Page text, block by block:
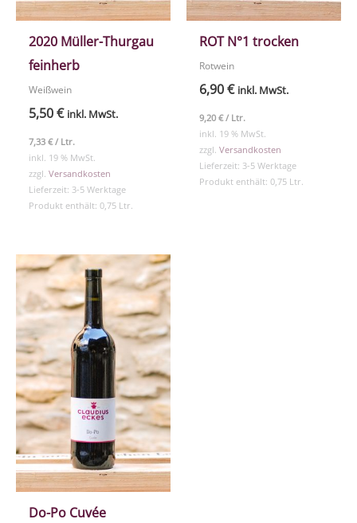
2020 Müller-Thurgau
feinherb
Weißwein
5,50€ inkl. MwSt.
7,33€/ Ltr.
inkl. 19 % MwSt.
zzgl.Versandkosten
Lieferzeit: 3-5 Werktage
Produkt enthält: 0,75 Ltr.
ROT N°1 trocken
Rotwein
6,90€ inkl. MwSt.
9,20€/ Ltr.
inkl. 19 % MwSt.
zzgl.Versandkosten
Lieferzeit: 3-5 Werktage
Produkt enthält: 0,75 Ltr.
Do-Po Cuvée